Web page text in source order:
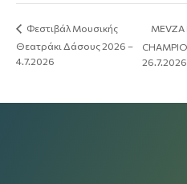
Φεστιβάλ Μουσικής
Θεατράκι Δάσους 2026 –
4.7.2026
MEVZA
26.7.2026